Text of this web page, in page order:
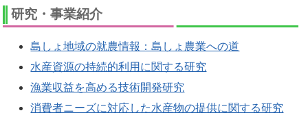
研究・事業紹介
島しょ地域の就農情報：島しょ農業への道
水産資源の持続的利用に関する研究
漁業収益を高める技術開発研究
消費者ニーズに対応した水産物の提供に関する研究